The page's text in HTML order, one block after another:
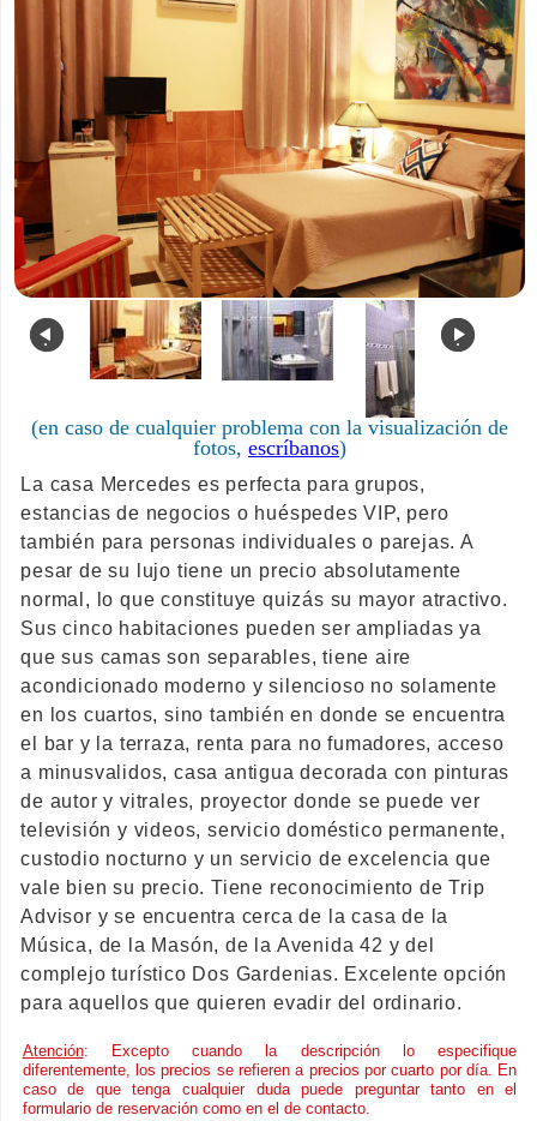
. .
(en caso de cualquier problema con la visualización de
fotos, escríbanos)
La casa Mercedes es perfecta para grupos,
estancias de negocios o huéspedes VIP, pero
también para personas individuales o parejas. A
pesar de su lujo tiene un precio absolutamente
normal, lo que constituye quizás su mayor atractivo.
Sus cinco habitaciones pueden ser ampliadas ya
que sus camas son separables, tiene aire
acondicionado moderno y silencioso no solamente
en los cuartos, sino también en donde se encuentra
el bar y la terraza, renta para no fumadores, acceso
a minusvalidos, casa antigua decorada con pinturas
de autor y vitrales, proyector donde se puede ver
televisión y videos, servicio doméstico permanente,
custodio nocturno y un servicio de excelencia que
vale bien su precio. Tiene reconocimiento de Trip
Advisor y se encuentra cerca de la casa de la
Música, de la Masón, de la Avenida 42 y del
complejo turístico Dos Gardenias. Excelente opción
para aquellos que quieren evadir del ordinario.
Atención: Excepto cuando la descripción lo especifique
diferentemente, los precios se refieren a precios por cuarto por día. En
caso de que tenga cualquier duda puede preguntar tanto en el
formulario de reservación como en el de contacto.